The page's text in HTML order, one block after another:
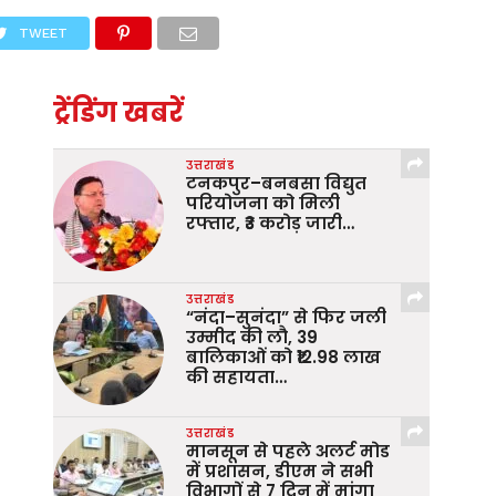
TWEET
ट्रेंडिंग खबरें
उत्तराखंड
टनकपुर–बनबसा विद्युत
परियोजना को मिली
रफ्तार, ₹3 करोड़ जारी…
उत्तराखंड
“नंदा–सुनंदा” से फिर जली
उम्मीद की लौ, 39
बालिकाओं को ₹12.98 लाख
की सहायता…
उत्तराखंड
मानसून से पहले अलर्ट मोड
में प्रशासन, डीएम ने सभी
विभागों से 7 दिन में मांगा